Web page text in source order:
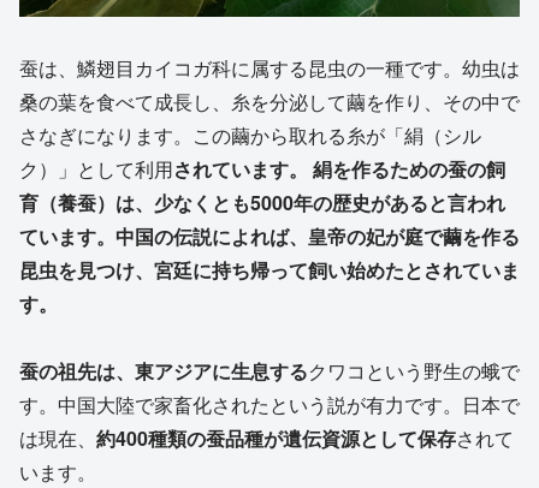
蚕は、鱗翅目カイコガ科に属する昆虫の一種です。幼虫は
桑の葉を食べて成長し、糸を分泌して繭を作り、その中で
さなぎになります。この繭から取れる糸が「絹（シル
ク）」として利用されています。 絹を作るための蚕の飼
育（養蚕）は、少なくとも5000年の歴史があると言われ
ています。中国の伝説によれば、皇帝の妃が庭で繭を作る
昆虫を見つけ、宮廷に持ち帰って飼い始めたとされていま
す。
蚕の祖先は、東アジアに生息するクワコという野生の蛾で
す。中国大陸で家畜化されたという説が有力です。日本で
は現在、 約400種類の蚕品種が遺伝資源として保存されて
います。